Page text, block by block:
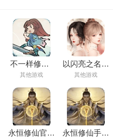
不一样修仙2
最新版下载
其他游戏
以闪亮之名安
卓最新版下载
其他游戏
永恒修仙官方
永恒修仙手游